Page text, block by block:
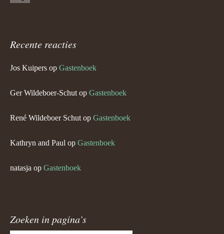
Recente reacties
Jos Kuipers op Gastenboek
Ger Wildeboer-Schut op Gastenboek
René Wildeboer Schut op Gastenboek
Kathryn and Paul op Gastenboek
natasja op Gastenboek
Zoeken in pagina’s